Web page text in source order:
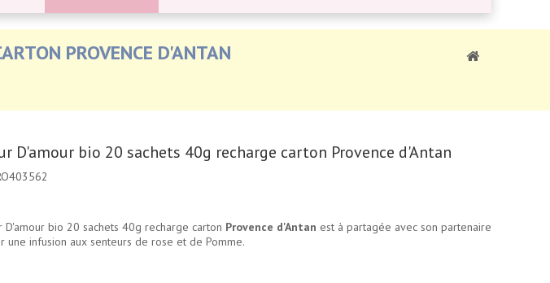
PROVENCE D'ANTAN
D'amour bio 20 sachets 40g recharge carton Provence d'Antan
D'amour bio 20 sachets 40g recharge carton Provence d'Antan est à partagée avec son partenaire
une infusion aux senteurs de rose et de Pomme.